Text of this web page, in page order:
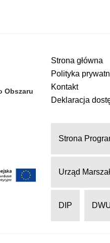
Obszaru
Strona główna
Polityka
Kontakt
Deklaracja
Strona
Urząd
DIP